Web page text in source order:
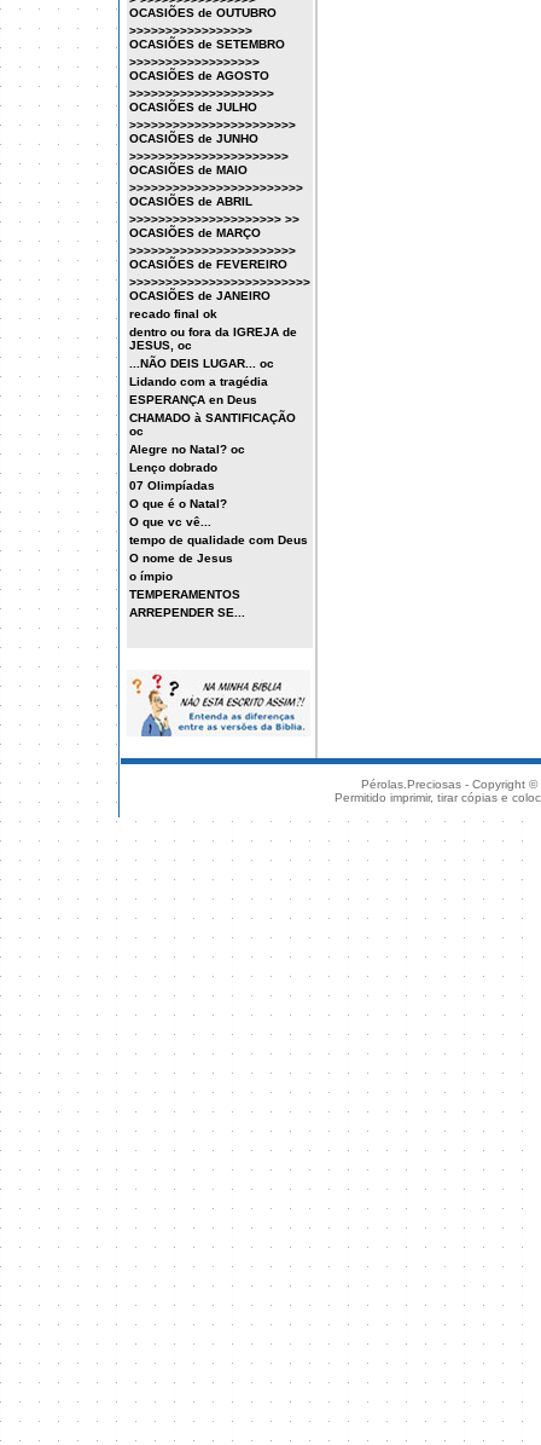
OCASIÕES de OUTUBRO
>>>>>>>>>>>>>>>>>
OCASIÕES de SETEMBRO
>>>>>>>>>>>>>>>>>>
OCASIÕES de AGOSTO
>>>>>>>>>>>>>>>>>>>>
OCASIÕES de JULHO
>>>>>>>>>>>>>>>>>>>>>>>
OCASIÕES de JUNHO
>>>>>>>>>>>>>>>>>>>>>>
OCASIÕES de MAIO
>>>>>>>>>>>>>>>>>>>>>>>>
OCASIÕES de ABRIL
>>>>>>>>>>>>>>>>>>>>> >>
OCASIÕES de MARÇO
>>>>>>>>>>>>>>>>>>>>>>>
OCASIÕES de FEVEREIRO
>>>>>>>>>>>>>>>>>>>>>>>>>
OCASIÕES de JANEIRO
recado final ok
dentro ou fora da IGREJA de
JESUS, oc
...NÃO DEIS LUGAR... oc
Lidando com a tragédia
ESPERANÇA en Deus
CHAMADO à SANTIFICAÇÃO
oc
Alegre no Natal? oc
Lenço dobrado
07 Olimpíadas
O que é o Natal?
O que vc vê...
tempo de qualidade com Deus
O nome de Jesus
o ímpio
TEMPERAMENTOS
ARREPENDER SE...
Pérolas.Preciosas - Copyright
Permitido imprimir, tirar cópias e